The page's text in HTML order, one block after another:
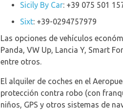
Sicily By Car: +39 075 501
Sixt: +39-0294757979
Las opciones de vehículos
Panda, VW Up, Lancia Y, Smart
entre otros.
El alquiler de coches en el
protección contra robo (con
niños, GPS y otros sistemas de